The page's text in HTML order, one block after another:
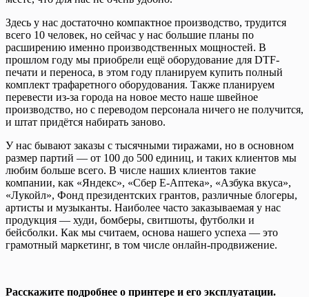
Здесь у нас достаточно компактное производство, трудится
всего 10 человек, но сейчас у нас большие планы по
расширению именно производственных мощностей. В
прошлом году мы приобрели ещё оборудование для DTF-
печати и переноса, в этом году планируем купить полный
комплект трафаретного оборудования. Также планируем
перевести из-за города на новое место наше швейное
производство, но с переводом персонала ничего не получится,
и штат придётся набирать заново.
У нас бывают заказы с тысячными тиражами, но в основном
размер партий — от 100 до 500 единиц, и таких клиентов мы
любим больше всего. В числе наших клиентов такие
компании, как «Яндекс», «Сбер Е-Аптека», «Азбука вкуса»,
«Лукойл», Фонд президентских грантов, различные блогеры,
артисты и музыканты. Наиболее часто заказываемая у нас
продукция — худи, бомберы, свитшоты, футболки и
бейсболки. Как мы считаем, основа нашего успеха — это
грамотный маркетинг, в том числе онлайн-продвижение.
Расскажите подробнее о принтере и его эксплуатации.